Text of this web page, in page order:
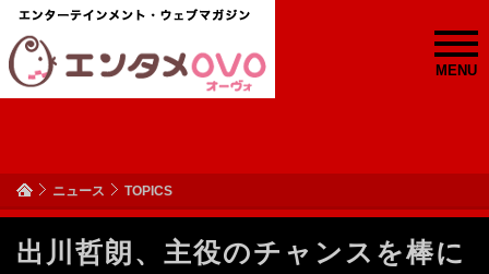
MENU
ニュース TOPICS
出川哲朗、主役のチャンスを棒に